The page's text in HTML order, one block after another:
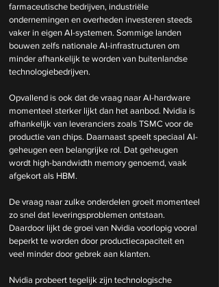
farmaceutische bedrijven, industriële
ondernemingen en overheden investeren steeds
vaker in eigen AI-systemen. Sommige landen
bouwen zelfs nationale AI-infrastructuren om
minder afhankelijk te worden van buitenlandse
technologiebedrijven.
Opvallend is ook dat de vraag naar AI-hardware
momenteel sterker lijkt dan het aanbod. Nvidia is
afhankelijk van leveranciers zoals TSMC voor de
productie van chips. Daarnaast speelt speciaal AI-
geheugen een belangrijke rol. Dat geheugen
wordt high-bandwidth memory genoemd, vaak
afgekort als HBM.
De vraag naar zulke onderdelen groeit momenteel
zo snel dat leveringsproblemen ontstaan.
Daardoor lijkt de groei van Nvidia voorlopig vooral
beperkt te worden door productiecapaciteit en
veel minder door gebrek aan klanten.
Nvidia probeert tegelijk zijn technologische